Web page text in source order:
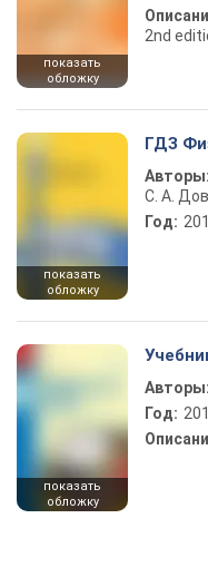
показать
обложку
2nd
показать
обложку
ГДЗ
Авторы:
С. А.
Год:
показать
обложку
Авторы:
Год: